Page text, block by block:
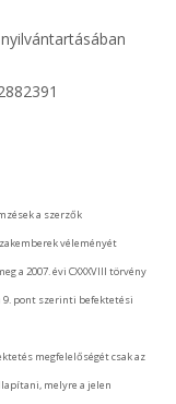
a szerzők
véleményét
a 2007. évi CXXXVIII törvény
9. pont szerinti befektetési
megfelelőségét csak az
melyre a jelen